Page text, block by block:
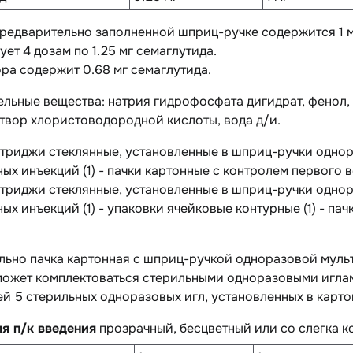
заполненной шприц-ручке содержится 1
4 дозам по 1.25 мг семаглутида.
содержит 0.68 мг семаглутида.
вещества: натрия гидрофосфата дигидрат,
хлористоводородной кислоты, вода д/и.
стеклянные, установленные в шприц-ручки
инъекций (1) - пачки картонные с контролем первого
стеклянные, установленные в шприц-ручки
инъекций (1) - упаковки ячейковые контурные (1) -
пачка картонная с шприц-ручкой одноразовой
комплектоваться стерильными одноразовыми
5 стерильных одноразовых игл, установленных в
п/к введения прозрачный, бесцветный или со слегка